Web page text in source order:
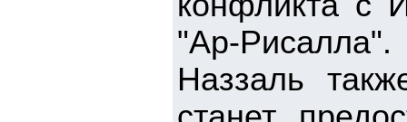
"Ар-Рисалла".
Наззаль